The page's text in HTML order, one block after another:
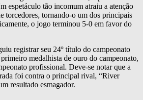
espetáculo tão incomum atraiu a atenção
torcedores, tornando-o um dos principais
o jogo terminou 5-0 em favor do
registrar seu 24º título do campeonato
medalhista de ouro do campeonato,
profissional. Deve-se notar que a
foi contra o principal rival, “River
resultado esmagador.